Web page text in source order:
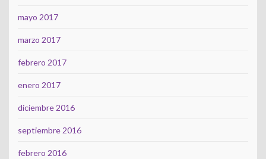
mayo 2017
marzo 2017
febrero 2017
enero 2017
diciembre 2016
septiembre 2016
febrero 2016